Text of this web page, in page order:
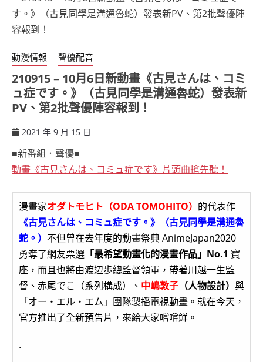
動漫情報 聲優配音
210915 – 10月6日新動畫《古見さんは、コミ
ュ症です。》（古見同學是溝通魯蛇）發表新
PV、第2批聲優陣容報到！
2021 年 9 月 15 日
■新番組．聲優■
動畫《古見さんは、コミュ症です》片頭曲搶先聽！
漫畫家オダトモヒト（ODA TOMOHITO） 的代表作
《古見さんは、コミュ症です。》（古見同學是溝通魯
蛇。） 不但曾在去年度的動畫祭典 AnimeJapan2020
勇奪了網友票選 「最希望動畫化的漫畫作品」No.1 寶
座，而且也將由渡辺歩總監督領軍，帶著川越一生監
督、赤尾でこ（系列構成）、 中嶋敦子 （人物設計） 與
「オー・エル・エム」團隊製播電視動畫。就在今天，
官方推出了全新預告片，來給大家嚐嚐鮮。
.